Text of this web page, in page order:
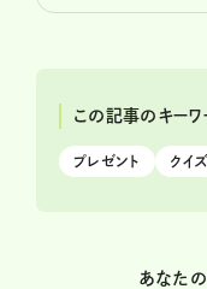
この記事のキーワ
プレゼント クイズ
あなた